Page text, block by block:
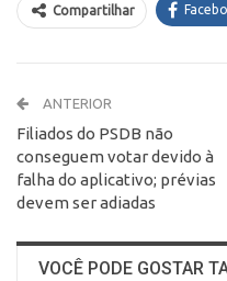
Compartilhar
ANTERIOR
Filiados do PSDB não
conseguem votar devido à
falha do aplicativo; prévias
devem ser adiadas
VOCÊ PODE GOSTAR